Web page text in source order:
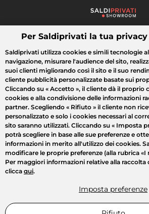
Cosa cerchi?
Tutte le vendite Moda Casa
Per Saldiprivati la tua
Saldiprivati utilizza cookies e simili tecnologie
navigazione, misurare l'audience del sito,
suoi clienti migliorando così il sito e il suo
cliente pubblicità personalizzate basate sui
Cliccando su « Accetto », il cliente dà il proprio
cookies e alla condivisione delle informazioni
partner. Scegliendo « Rifiuto » il cliente non
personalizzato e solo i cookies necessari al
sito saranno utilizzati. Cliccando su « Imposta
potrà scegliere in base alle sue preferenze e
informazioni in merito all'utilizzo dei cookies.
modificare le proprie preferenze (alla rubrica «I
Per maggiori informazioni relative alla raccolta
clicca qui.
Imposta preferenze